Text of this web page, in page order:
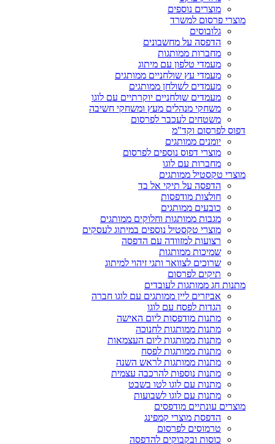
מוצרים נוספים
מוצרי פרסום למשרד
גלובוסים
הדפסה על מחשבונים
מחברות ממותגות
מעמדי טלפון עם מיתוג
מעמדי עץ שולחניים ממותגים
מעמדים לשולחן ממותגים
מעמדים שולחניים יוקרתיים עם לוגו
משחקי מנהלים מעץ ומשחקי חשיבה
משטחים לעכבר לפרסום
דפוס לפרסום וקד"מ
יומנים ממותגים
מוצרי דפוס נוספים לפרסום
מחברות עם לוגו
מוצרי טקסטיל ממותגים
הדפסה על תיקי אל בד
חולצות מודפסות
כובעים ממותגים
מגבות ממותגות וחלוקים ממותגים
מוצרי טקסטיל נוספים במיתוג לעסקים
רצועות למזוודה עם הדפסה
שמיכות ממותגות
שרוכים לצוואר ותגי זיהוי למיתוג
תיקים לפרסום
מתנות חג ממותגות לעובדים
אביזרים ליין ממותגים עם לוגו חברה
הגדות לפסח עם לוגו
מתנות מודפסות ליום האישה
מתנות ממותגות לחנוכה
מתנות ממותגות ליום העצמאות
מתנות ממותגות לפסח
מתנות ממותגות לראש השנה
מתנות נוספות להרכבה עצמית
מתנות עם לוגו לטו בשבט
מתנות עם לוגו לשבועות
מוצרים עונתיים מודפסים
הדפסת מוצרי קמפינג
טרמוסים לפרסום
כוסות ובקבוקים להדפסה